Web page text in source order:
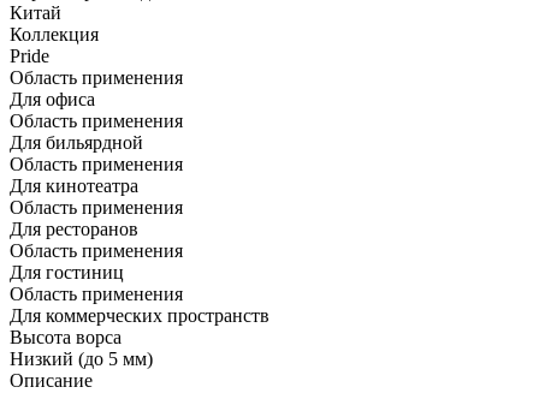
Китай
Коллекция
Pride
Область применения
Для офиса
Область применения
Для бильярдной
Область применения
Для кинотеатра
Область применения
Для ресторанов
Область применения
Для гостиниц
Область применения
Для коммерческих пространств
Высота ворса
Низкий (до 5 мм)
Описание